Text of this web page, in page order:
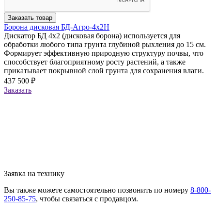
Заказать товар
Борона дисковая БД-Агро-4х2Н
Дискатор БД 4х2 (дисковая борона) используется для
обработки любого типа грунта глубиной рыхления до 15 см.
Формирует эффективную природную структуру почвы, что
способствует благоприятному росту растений, а также
прикатывает покрывной слой грунта для сохранения влаги.
437 500 ₽
Заказать
Заявка на технику
Вы также можете самостоятельно позвонить по номеру 8-800-
250-85-75, чтобы связаться с продавцом.